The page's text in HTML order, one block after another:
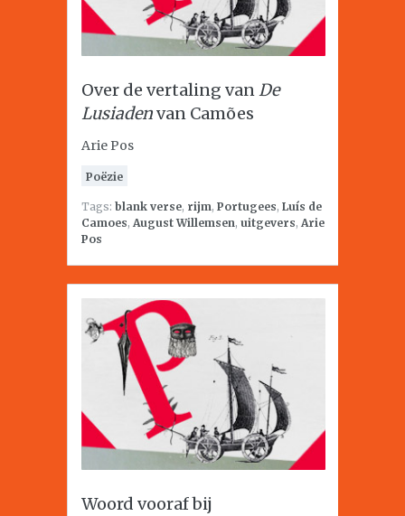
Over de vertaling vanDe
Lusiadenvan Camões
Arie Pos
Poëzie
Tags: blank verse, rijm, Portugees, Luís de
Camoes, August Willemsen, uitgevers, Arie
Pos
Woord vooraf bij